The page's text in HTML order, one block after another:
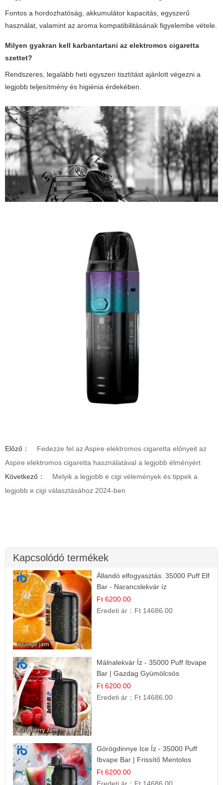
Fontos a hordozhatóság, akkumulátor kapacitás, egyszerű
használat, valamint az aroma kompatibilitásának figyelembe vétele.
Milyen gyakran kell karbantartani az elektromos cigaretta
szettet?
Rendszeres, legalább heti egyszeri tisztítást ajánlott végezni a
legjobb teljesítmény és higiénia érdekében.
Előző：
Fedezze fel az Aspire elektromos cigaretta előnyeit az
Aspire elektromos cigaretta használatával a legjobb élményért
Következő：
Melyik a legjobb e cigi vélemények és tippek a
legjobb e cigi választásához 2024-ben
Kapcsolódó termékek
Állandó elfogyasztás: 35000 Puff Elf
Bar - Narancslekvár íz
Ft 6200.00
Eredeti ár： Ft 14686.00
Málnalekvár Íz - 35000 Puff Ibvape
Bar | Gazdag Gyümölcsös
Ízélmény!
Ft 6200.00
Eredeti ár： Ft 14686.00
Görögdinnye Ice Íz - 35000 Puff
Ibvape Bar | Frissítő Mentolos
Élmény!
Ft 6200.00